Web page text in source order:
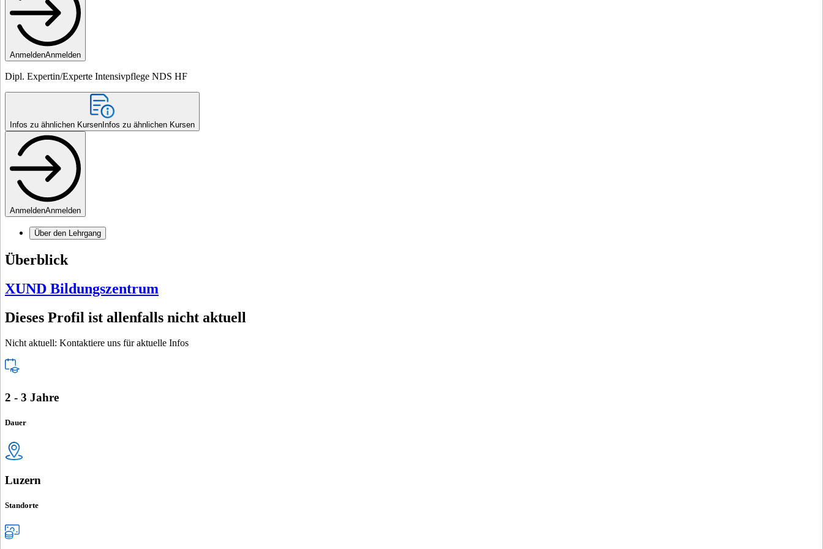
AnmeldenAnmelden
Dipl. Expertin/Experte Intensivpflege NDS HF
Infos zu ähnlichen Kursen Infos zu ähnlichen Kursen
AnmeldenAnmelden
Über den Lehrgang
Überblick
XUND Bildungszentrum
Dieses Profil ist allenfalls nicht aktuell
Nicht aktuell: Kontaktiere uns für aktuelle Infos
2 - 3 Jahre
Dauer
Luzern
Standorte